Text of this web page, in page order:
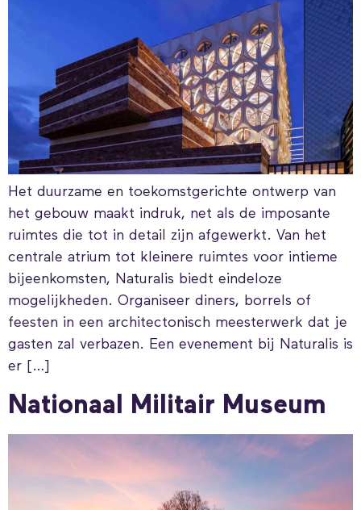
Het duurzame en toekomstgerichte ontwerp van
het gebouw maakt indruk, net als de imposante
ruimtes die tot in detail zijn afgewerkt. Van het
centrale atrium tot kleinere ruimtes voor intieme
bijeenkomsten, Naturalis biedt eindeloze
mogelijkheden. Organiseer diners, borrels of
feesten in een architectonisch meesterwerk dat je
gasten zal verbazen. Een evenement bij Naturalis is
er […]
Nationaal Militair Museum